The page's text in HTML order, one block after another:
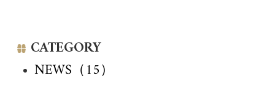
CATEGORY
NEWS（15）